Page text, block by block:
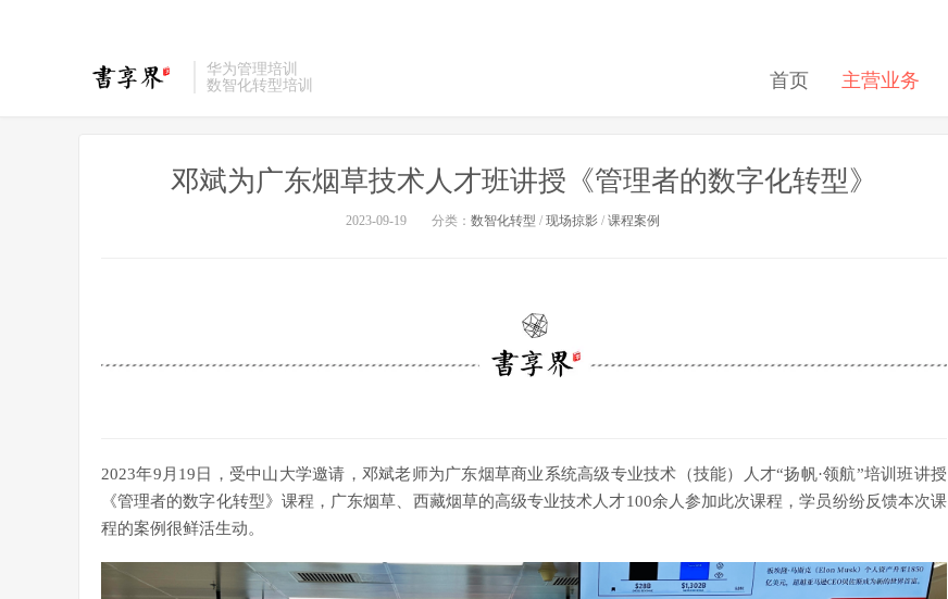
华为管理培训
数智化转型培训
首页 主营业务
邓斌为广东烟草技术人才班讲授《管理者的数字化转型》
2023-09-19 分类： 数智化转型 / 现场掠影/ 课程案例
2023年9月19日，受中山大学邀请，邓斌老师为广东烟草商业系统高级专业技术（技能）人才“扬帆·领航”培训班讲授
《管理者的数字化转型》课程，广东烟草、西藏烟草的高级专业技术人才100余人参加此次课程，学员纷纷反馈本次课
程的案例很鲜活生动。